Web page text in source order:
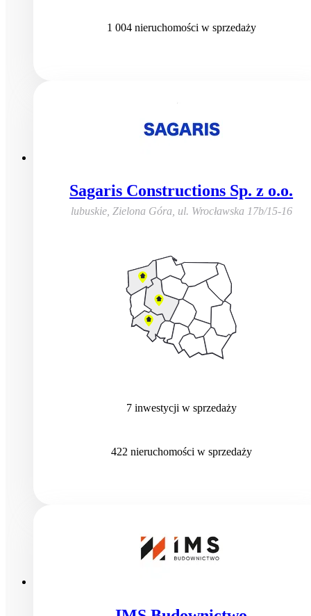
1 004 nieruchomości w sprzedaży
Sagaris Constructions Sp. z o.o.
lubuskie, Zielona Góra, ul. Wrocławska 17b/15-16
7 inwestycji w sprzedaży
422 nieruchomości w sprzedaży